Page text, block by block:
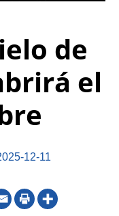
de
el
12-11